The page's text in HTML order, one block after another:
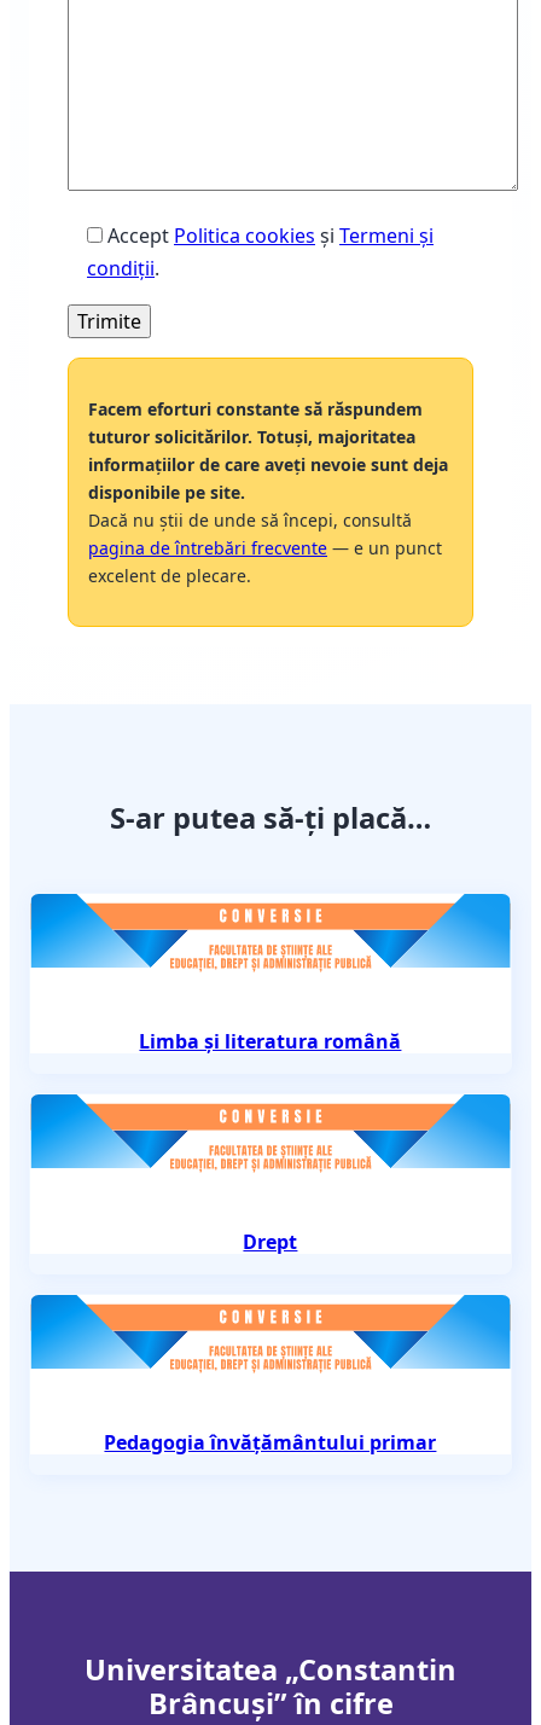
Accept Politica cookies și Termeni și
condiţii.
Facem eforturi constante să răspundem
tuturor solicitărilor. Totuși, majoritatea
informațiilor de care aveți nevoie sunt deja
disponibile pe site.
Dacă nu știi de unde să începi, consultă
pagina de întrebări frecvente — e un punct
excelent de plecare.
S-ar putea să-ți placă…
Limba și literatura română
Drept
Pedagogia învățământului primar
Universitatea „Constantin
Brâncuși”în cifre